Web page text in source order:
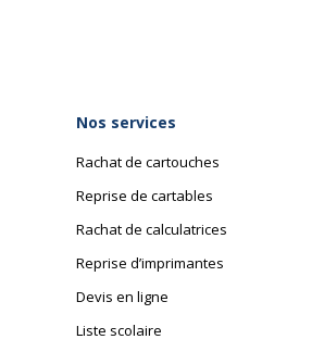
Nos services
Rachat de cartouches
Reprise de cartables
Rachat de calculatrices
Reprise d’imprimantes
Devis en ligne
Liste scolaire